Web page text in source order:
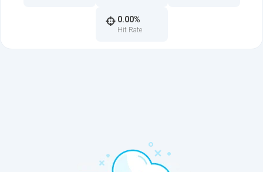
Oops! You’re not logged in
0.00%
Hit Rate